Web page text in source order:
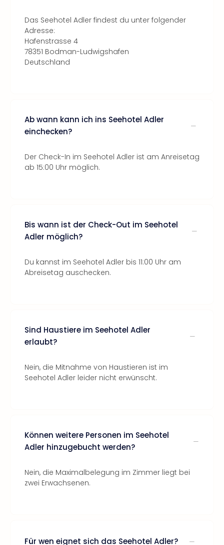
Das Seehotel Adler findest du unter folgender
Adresse:
Hafenstrasse 4
78351 Bodman-Ludwigshafen
Deutschland
Ab wann kann ich ins Seehotel Adler
einchecken?
Der Check-In im Seehotel Adler ist am Anreisetag
ab 15:00 Uhr möglich.
Bis wann ist der Check-Out im Seehotel
Adler möglich?
Du kannst im Seehotel Adler bis 11:00 Uhr am
Abreisetag auschecken.
Sind Haustiere im Seehotel Adler
erlaubt?
Nein, die Mitnahme von Haustieren ist im
Seehotel Adler leider nicht erwünscht.
Können weitere Personen im Seehotel
Adler hinzugebucht werden?
Nein, die Maximalbelegung im Zimmer liegt bei
zwei Erwachsenen.
Für wen eignet sich das Seehotel Adler?